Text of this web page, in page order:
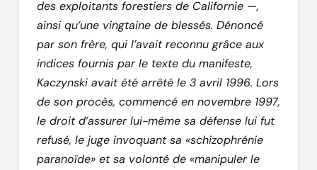
des exploitants forestiers de Californie —,
ainsi qu’une vingtaine de blessés. Dénoncé
par son frère, qui l’avait reconnu grâce aux
indices fournis par le texte du manifeste,
Kaczynski avait été arrêté le 3 avril 1996. Lors
de son procès, commencé en novembre 1997,
le droit d’assurer lui-même sa défense lui fut
refusé, le juge invoquant sa «schizophrénie
paranoïde» et sa volonté de «manipuler le